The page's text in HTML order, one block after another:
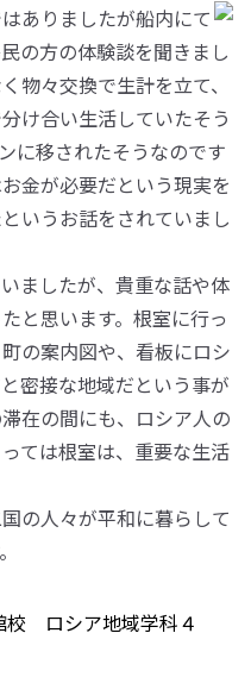
ありましたが船内にて
の方の体験談を聞きまし
物々交換で生計を立て、
け合い生活していたそう
に移されたそうなのです
金が必要だという現実を
いうお話をされていまし
ましたが、貴重な話や体
と思います。根室に行っ
の案内図や、看板にロシ
密接な地域だという事が
在の間にも、ロシア人の
ては根室は、重要な生活
の人々が平和に暮らして
校 ロシア地域学科４